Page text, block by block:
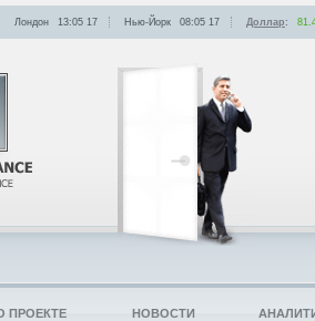
Лондон 13:05 17 Нью-Йорк 08:05 17 Доллар:
ПРОЕКТЕ НОВОСТИ